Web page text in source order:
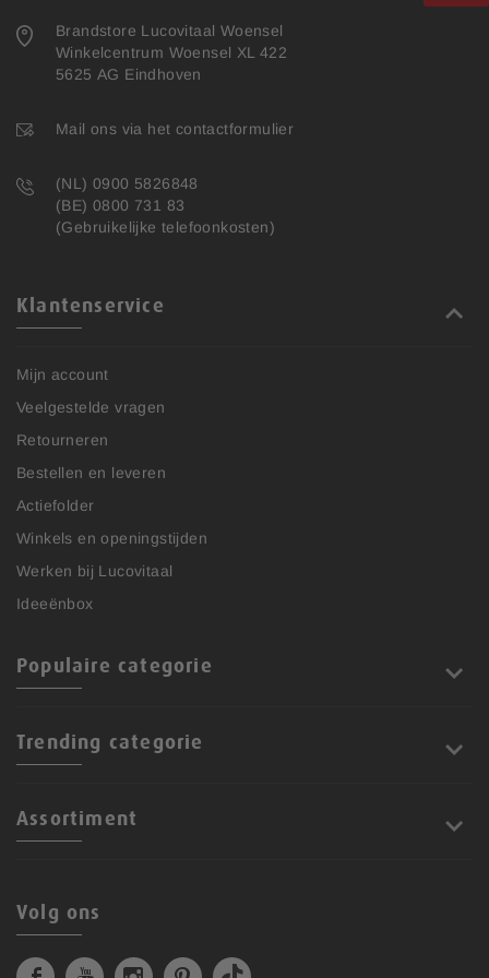
Brandstore Lucovitaal Woensel
Winkelcentrum Woensel XL 422
5625 AG Eindhoven
Mail ons via het contactformulier
(NL) 0900 5826848
(BE) 0800 731 83
(Gebruikelijke telefoonkosten)
Klantenservice
Mijn account
Veelgestelde vragen
Retourneren
Bestellen en leveren
Actiefolder
Winkels en openingstijden
Werken bij Lucovitaal
Ideeënbox
Populaire categorie
Trending categorie
Assortiment
Volg ons